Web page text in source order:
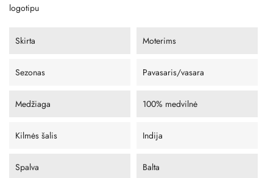
logotipu
Skirta Moterims
Sezonas Pavasaris/vasara
Medžiaga 100% medvilnė
Kilmės šalis Indija
Spalva Balta